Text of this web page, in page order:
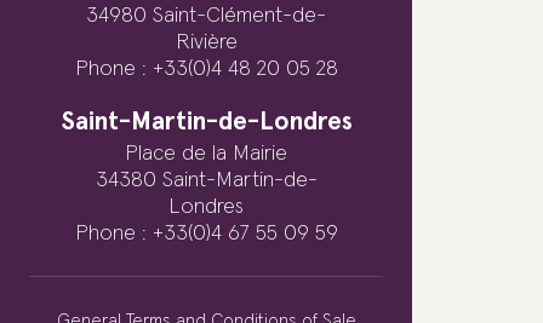
34980 Saint-Clément-de-
Rivière
Phone : +33(0)4 48 20 05 28
Saint-Martin-de-Londres
Place de la Mairie
34380 Saint-Martin-de-
Londres
Phone : +33(0)4 67 55 09 59